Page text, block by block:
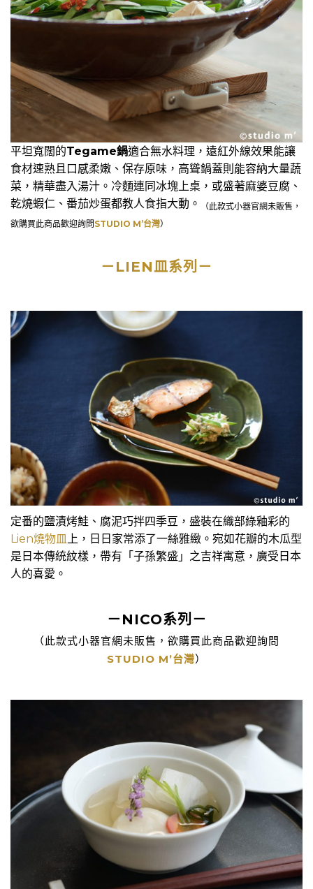
平坦寬闊的Tegame鍋適合無水料理，遠紅外線效果能讓
食材速熟且口感柔嫩、保存原味，高聳鍋蓋則能容納大量蔬
菜，精華盡入湯汁。冷麵連同冰塊上桌，或盛著麻婆豆腐、
乾燒蝦仁、番茄炒蛋都教人食指大動。
（此款式小器官網未販售，
欲購買此商品歡迎詢問 STUDIO M’台灣）
－LIEN​皿​系列－
定番的鹽漬烤鮭、腐泥巧拌四季豆，盛裝在織部綠釉彩的
Lien燒物皿 上，日日家常添了一絲雅緻。宛如花瓣的木瓜型
是日本傳統紋樣，帶有「子孫繁盛」之吉祥寓意，廣受日本
人的喜愛。
－NICO系列－
（此款式小器官網未販售，欲購買此商品歡迎詢問
STUDIO M’台灣）